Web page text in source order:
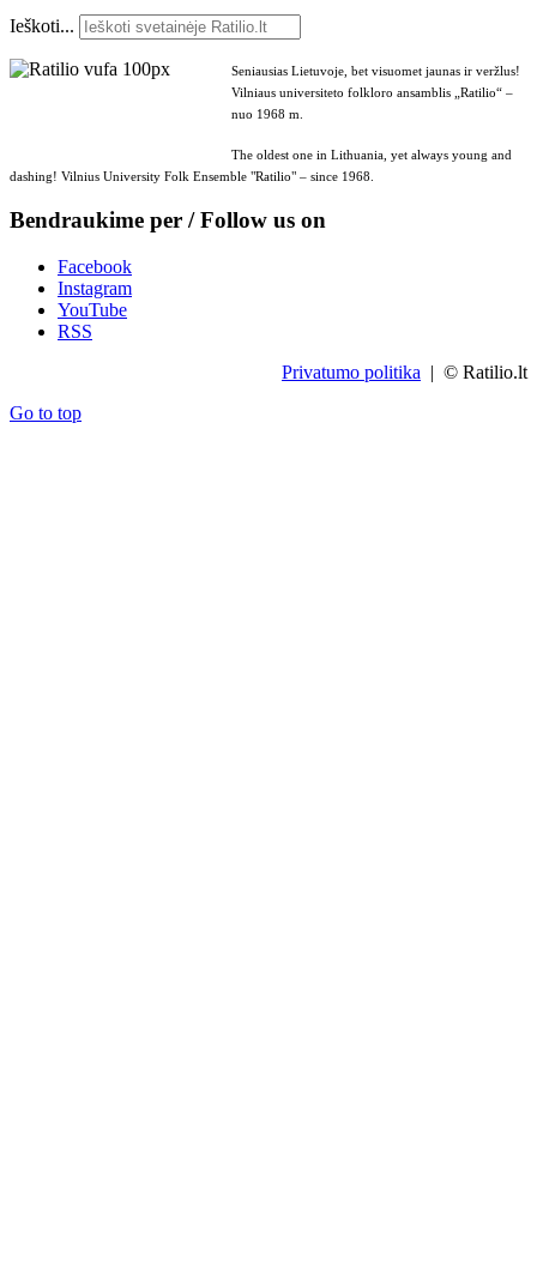
Ieškoti...
Seniausias Lietuvoje, bet visuomet jaunas ir veržlus!
Vilniaus universiteto folkloro ansamblis „Ratilio“ –
nuo 1968 m.
The oldest one in Lithuania, yet always young and
dashing! Vilnius University Folk Ensemble "Ratilio" – since 1968.
Bendraukime per / Follow us on
Facebook
Instagram
YouTube
RSS
Privatumo politika | © Ratilio.lt
Go to top